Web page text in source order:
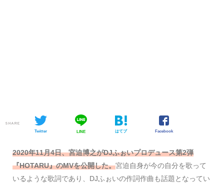
SHARE
Twitter LINE はてブ Facebook
2020年11月4日、宮迫博之がDJふぉいプロデュース第2弾
『HOTARU』のMVを公開した。宮迫自身が今の自分を歌って
いるような歌詞であり、DJふぉいの作詞作曲も話題となってい